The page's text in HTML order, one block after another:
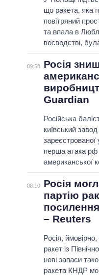
що ракета, яка
повітряний
та впала в
воєводстві,
09:58
Росія
Guardian
Російська
київський
перша атака рф
американської
08:10
Росія
партію
посилення
– Reuters
Росія,
ракет із
нові запаси
ракета КНДР